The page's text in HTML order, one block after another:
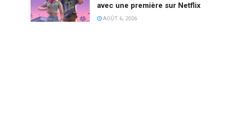
avec une première sur Netflix
AOÛT 6, 2026